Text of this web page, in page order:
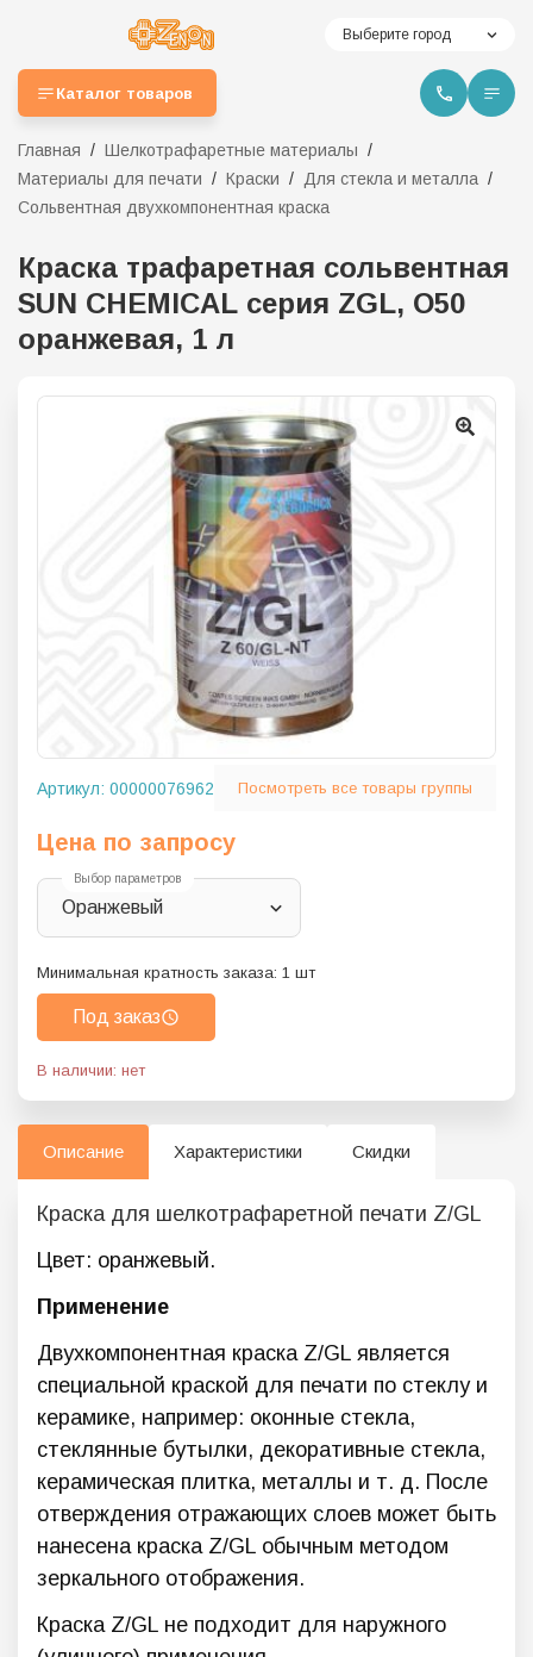
Выберите город
Каталог товаров
Главная
Шелкотрафаретные материалы
Материалы для печати
Краски
Для стекла и металла
Сольвентная двухкомпонентная краска
Краска трафаретная сольвентная
SUN CHEMICAL серия ZGL, O50
оранжевая, 1 л
Артикул: 00000076962 Посмотреть все товары группы
Цена по запросу
Выбор параметров
Оранжевый
Минимальная кратность заказа: 1 шт
Под заказ
В наличии: нет
Описание Характеристики Скидки
Краска для шелкотрафаретной печати Z/GL
Цвет: оранжевый.
Применение
Двухкомпонентная краска Z/GL является
специальной краской для печати по стеклу и
керамике, например: оконные стекла,
стеклянные бутылки, декоративные стекла,
керамическая плитка, металлы и т. д. После
отверждения отражающих слоев может быть
нанесена краска Z/GL обычным методом
зеркального отображения.
Краска Z/GL не подходит для наружного